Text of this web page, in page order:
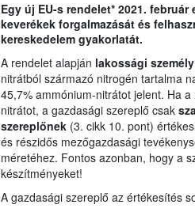
Egy új EU-s rendelet* 2021.
keverékek forgalmazását és
kereskedelem gyakorlatát.
A rendelet alapján lakossági személy
nitrátból származó nitrogén tartalma
45,7% ammónium-nitrátot jelent. Ha
nitrátot, a gazdasági szereplő csak
szereplőnek(3. cikk 10. pont)
és részidős mezőgazdasági
méretéhez. Fontos azonban, hogy a
készítményeket!
A gazdasági szereplő az értékesítés